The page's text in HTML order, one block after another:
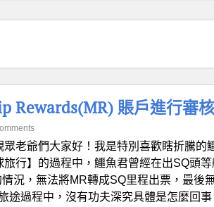
Rewards(MR) 賬戶進行審
眾老爺們大家好！我是特別喜歡瞎折騰
行】的過程中，鱷魚君曾經在出SQ頭等
況，無法將MR轉成SQ里程出票，最後
途過程中，沒有功夫深究具體是怎麼回